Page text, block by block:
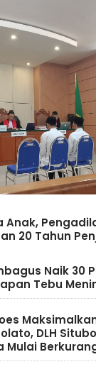
Anak,
20 Tahun
Naik 30
Tebu
DLH
Mulai